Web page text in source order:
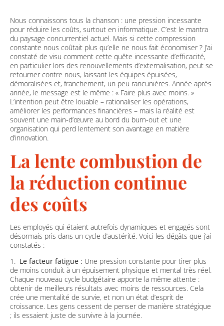
Nous connaissons tous la chanson : une pression incessante
pour réduire les coûts, surtout en informatique. C’est le mantra
du paysage concurrentiel actuel. Mais si cette compression
constante nous coûtait plus qu’elle ne nous fait économiser ? J’ai
constaté de visu comment cette quête incessante d’efficacité,
en particulier lors des renouvellements d’externalisation, peut se
retourner contre nous, laissant les équipes épuisées,
démoralisées et, franchement, un peu rancunières. Année après
année, le message est le même : « Faire plus avec moins. »
L’intention peut être louable – rationaliser les opérations,
améliorer les performances financières – mais la réalité est
souvent une main-d’œuvre au bord du burn-out et une
organisation qui perd lentement son avantage en matière
d’innovation.
La lente combustion de
la réduction continue
des coûts
Les employés qui étaient autrefois dynamiques et engagés sont
désormais pris dans un cycle d’austérité. Voici les dégâts que j’ai
constatés :
1. Le facteur fatigue : Une pression constante pour tirer plus
de moins conduit à un épuisement physique et mental très réel.
Chaque nouveau cycle budgétaire apporte la même attente :
obtenir de meilleurs résultats avec moins de ressources. Cela
crée une mentalité de survie, et non un état d’esprit de
croissance. Les gens cessent de penser de manière stratégique
; ils essaient juste de survivre à la journée.